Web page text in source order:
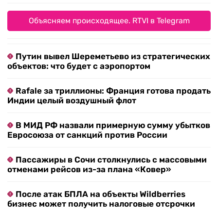
Объясняем происходящее. RTVI в Telegram
Путин вывел Шереметьево из стратегических
объектов: что будет с аэропортом
Rafale за триллионы: Франция готова продать
Индии целый воздушный флот
В МИД РФ назвали примерную сумму убытков
Евросоюза от санкций против России
Пассажиры в Сочи столкнулись с массовыми
отменами рейсов из-за плана «Ковер»
После атак БПЛА на объекты Wildberries
бизнес может получить налоговые отсрочки